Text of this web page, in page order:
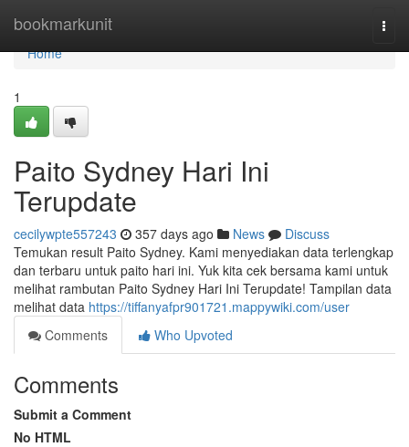
bookmarkunit
Home
Home
1
Paito Sydney Hari Ini
Terupdate
cecilywpte557243 357 days ago News
Discuss
Temukan result Paito Sydney. Kami menyediakan data terlengkap
dan terbaru untuk paito hari ini. Yuk kita cek bersama kami untuk
melihat rambutan Paito Sydney Hari Ini Terupdate! Tampilan data
melihat data https://tiffanyafpr901721.mappywiki.com/user
Comments
Who Upvoted
Comments
Submit a Comment
No HTML